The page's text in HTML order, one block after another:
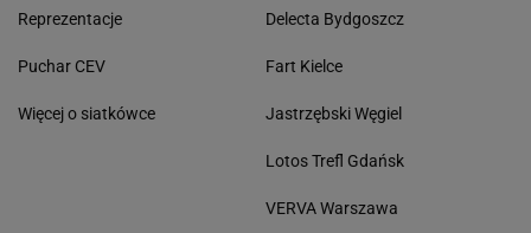
Reprezentacje
Puchar CEV
Więcej o siatkówce
Delecta Bydgoszcz
Fart Kielce
Jastrzębski Węgiel
Lotos Trefl Gdańsk
VERVA Warszawa